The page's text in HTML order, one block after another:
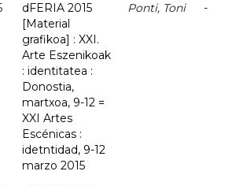
dFERIA 2015
[Material
grafikoa] : XXI.
Arte Eszenikoak
: identitatea :
Donostia,
martxoa, 9-12 =
XXI Artes
Escénicas :
idetntidad, 9-12
marzo 2015
Ponti, Toni -